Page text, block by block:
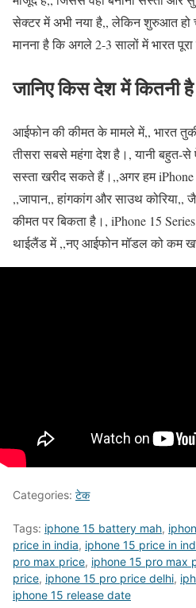
सेक्टर में अभी नया है,, लेकिन शुरुआत हो
मानना है कि अगले 2-3 सालों में भारत
जानिए किस देश में कितनी
आईफोन की कीमत के मामले में,, भारत
तीसरा सबसे महंगा देश है।, यानी
सस्ता खरीद सकते हैं।,,अगर हम iPhone
,,जापान,, हांगकांग और साउथ
कीमत पर बिकता है।, iPhone 15
थाईलैंड में ,,नए आईफोन मॉडल को कम
Categories: टेक
Tags: iphone 15 battery mah,
price in india, iphone 15 price in
pro max price, iphone 15 pro max
price, iphone 15 pro price delhi,
iphone 15 release date